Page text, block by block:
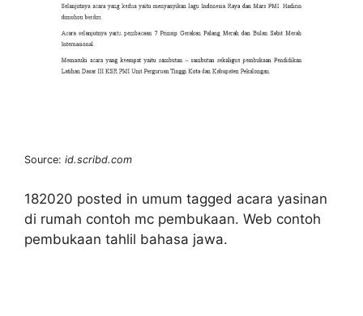
Source: id.scribd.com
182020 posted in umum tagged acara yasinan
di rumah contoh mc pembukaan. Web contoh
pembukaan tahlil bahasa jawa.